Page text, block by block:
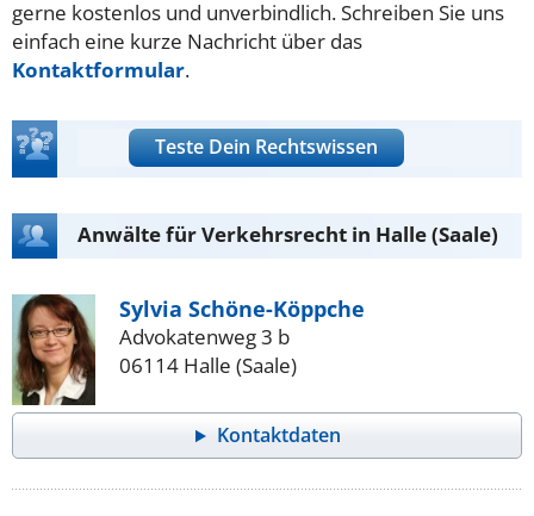
gerne kostenlos und unverbindlich. Schreiben Sie uns
einfach eine kurze Nachricht über das
Kontaktformular.
Teste Dein Rechtswissen
Anwälte für Verkehrsrecht in Halle (Saale)
Sylvia Schöne-Köppche
Advokatenweg 3 b
06114 Halle (Saale)
Kontaktdaten